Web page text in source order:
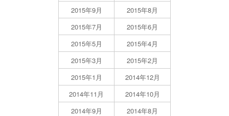
2015年9月
2015年8月
2015年7月
2015年6月
2015年5月
2015年4月
2015年3月
2015年2月
2015年1月
2014年12月
2014年11月
2014年10月
2014年9月
2014年8月